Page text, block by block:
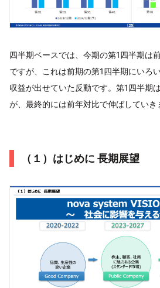
四半期ベースでは、今期の第1四半期は
ですが、これは前期の第1四半期にいろ
収益が出せていた反動です。第1四半期
が、最終的には前年対比で伸ばしていき
（１）はじめに 長期展望